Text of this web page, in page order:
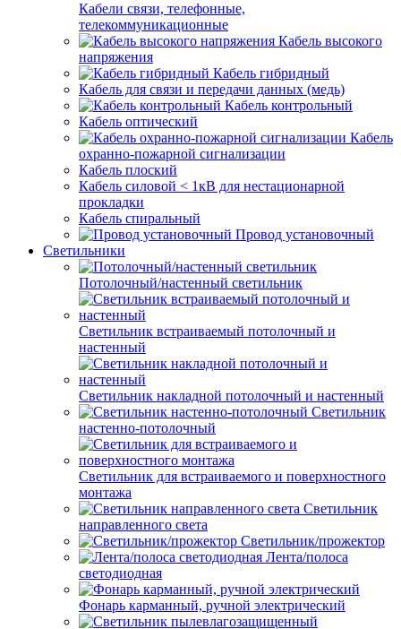
Кабели связи, телефонные,
телекоммуникационные
Кабель высокого
напряжения
Кабель гибридный
Кабель для связи и передачи данных (медь)
Кабель контрольный
Кабель оптический
Кабель
охранно-пожарной сигнализации
Кабель плоский
Кабель силовой < 1кВ для нестационарной
прокладки
Кабель спиральный
Провод установочный
Светильники
Потолочный/настенный светильник
Светильник встраиваемый потолочный и
настенный
Светильник накладной потолочный и настенный
Светильник
настенно-потолочный
Светильник для встраиваемого и поверхностного
монтажа
Светильник
направленного света
Светильник/прожектор
Лента/полоса
светодиодная
Фонарь карманный, ручной электрический